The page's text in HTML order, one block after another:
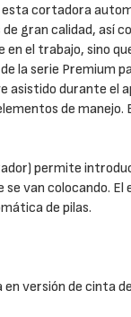
cortadora
gran calidad, así
el trabajo, sino
la serie Premium
asistido durante el
de
permite
van colocando. El
de pilas.
versión de cinta